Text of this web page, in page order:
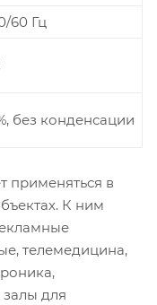
60 Гц
без конденсации
применяться в
К ним
телемедицина,
залы для